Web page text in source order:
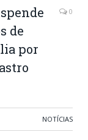
de
por
0
NOTÍCIAS